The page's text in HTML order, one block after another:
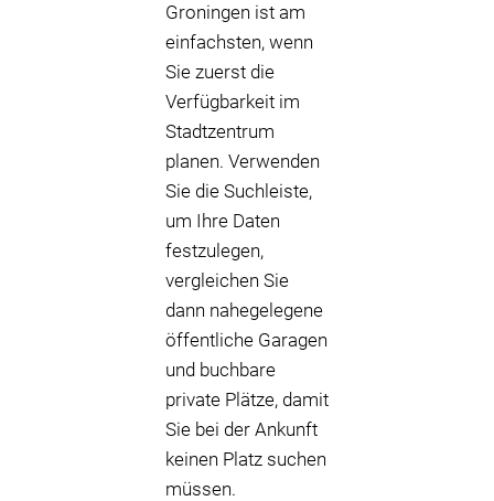
Groningen ist am
einfachsten, wenn
Sie zuerst die
Verfügbarkeit im
Stadtzentrum
planen. Verwenden
Sie die Suchleiste,
um Ihre Daten
festzulegen,
vergleichen Sie
dann nahegelegene
öffentliche Garagen
und buchbare
private Plätze, damit
Sie bei der Ankunft
keinen Platz suchen
müssen.